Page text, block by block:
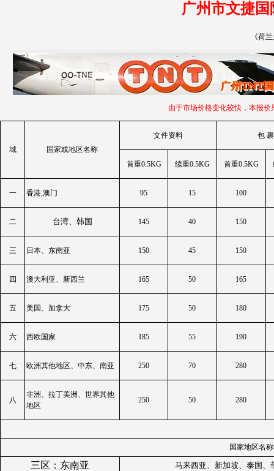
广州市文捷
《荷
由于市场价格变化较快，本报价
域 国家或地区名称
文件资料 包 裹
首重0.5KG 续重0.5KG 首重0.5KG
一 香港,澳门 95 15 100
二 台湾、韩国 145 40 150
三 日本、东南亚 150 45 150
四 澳大利亚、新西兰 165 50 165
五 美国、加拿大 175 50 180
六 西欧国家 185 55 190
七 欧洲其他地区、中东、南亚 250 70 280
八
非洲、拉丁美洲、世界其他
地区
250 50 280
国家地区名
三区：东南亚 马来西亚、新加坡、泰国、